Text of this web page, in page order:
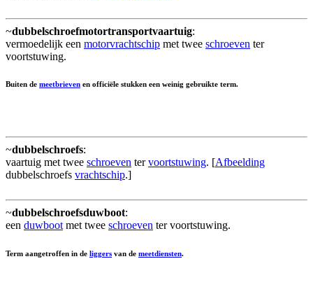
~dubbelschroefmotortransportvaartuig:
vermoedelijk een motorvrachtschip met twee schroeven ter
voortstuwing.
Buiten de meetbrieven en officiële stukken een weinig gebruikte term.
~dubbelschroefs:
vaartuig met twee schroeven tervoortstuwing. [Afbeelding
dubbelschroefs vrachtschip.]
~dubbelschroefsduwboot:
een duwbootmet twee schroeven ter voortstuwing.
Term aangetroffen in de liggers van de meetdiensten.